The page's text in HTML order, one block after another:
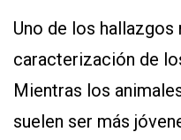
Uno de los
caracterización de
Mientras los
suelen ser más